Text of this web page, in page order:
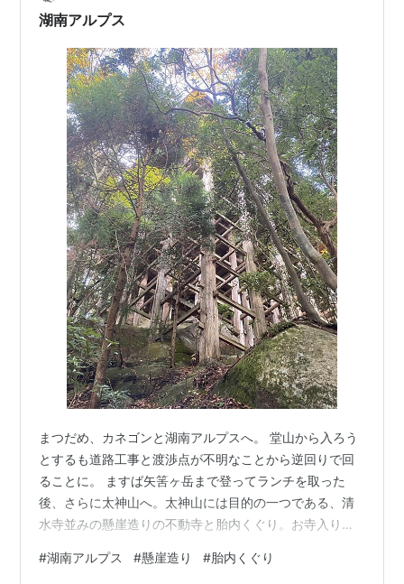
湖南アルプス
まつだめ、カネゴンと湖南アルプスへ。 堂山から入ろう
とするも道路工事と渡渉点が不明なことから逆回りで回
ることに。 ますば矢筈ヶ岳まで登ってランチを取った
後、さらに太神山へ。太神山には目的の一つである、清
水寺並みの懸崖造りの不動寺と胎内くぐり。お寺入り口
と、ここがまさに湖南アルプスの核心で岩場やロープが
#湖南アルプス #懸崖造り #胎内くぐり